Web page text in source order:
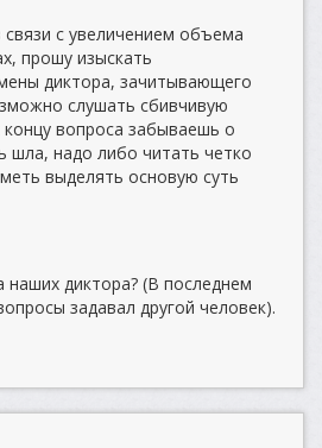
с увеличением объема
прошу изыскать
диктора, зачитывающего
слушать сбивчивую
концу вопроса забываешь о
шла, надо либо читать четко
выделять основую суть
наших диктора? (В последнем
задавал другой человек).